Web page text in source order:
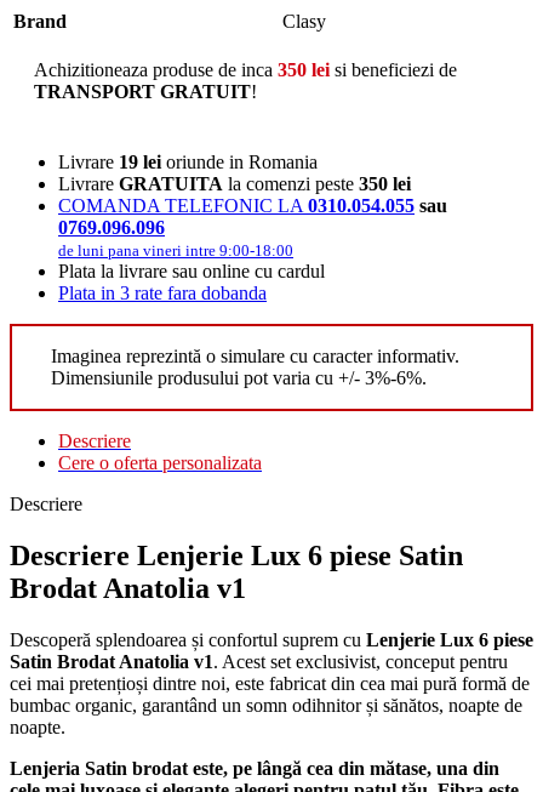
Brand Clasy
Achizitioneaza produse de inca 350 lei si beneficiezi de
TRANSPORT GRATUIT!
Livrare 19 lei oriunde in Romania
Livrare GRATUITA la comenzi peste 350 lei
COMANDA TELEFONIC LA 0310.054.055 sau
0769.096.096
de luni pana vineri intre 9:00-18:00
Plata la livrare sau online cu cardul
Plata in 3 rate fara dobanda
Imaginea reprezintă o simulare cu caracter informativ.
Dimensiunile produsului pot varia cu +/- 3%-6%.
Descriere
Cere o oferta personalizata
Descriere
Descriere Lenjerie Lux 6 piese Satin
Brodat Anatolia v1
Descoperă splendoarea și confortul suprem cu Lenjerie Lux 6 piese
Satin Brodat Anatolia v1. Acest set exclusivist, conceput pentru
cei mai pretențioși dintre noi, este fabricat din cea mai pură formă de
bumbac organic, garantând un somn odihnitor și sănătos, noapte de
noapte.
Lenjeria Satin brodat este, pe lângă cea din mătase, una din